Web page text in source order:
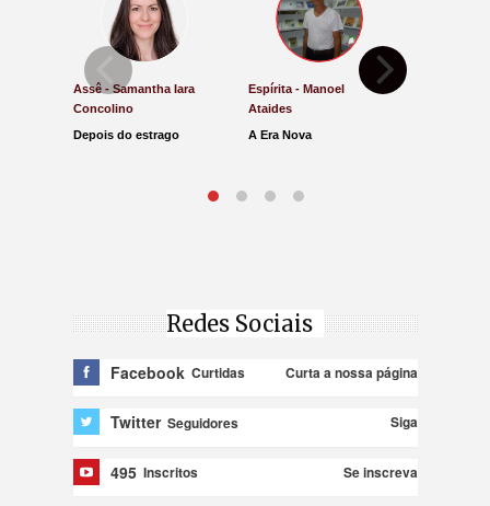
Assê - Samantha Iara
Concolino
Depois do estrago
Espírita - Manoel
Ataides
A Era Nova
Redes Sociais
Facebook Curtidas Curta a nossa página
Twitter Seguidores Siga
495 Inscritos Se inscreva